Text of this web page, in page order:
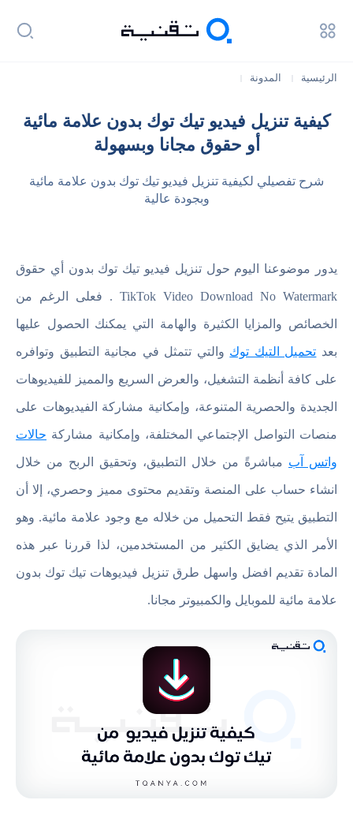
الرئيسية المدونة
كيفية تنزيل فيديو تيك توك بدون علامة مائية
أو حقوق مجانا وبسهولة
شرح تفصيلي لكيفية تنزيل فيديو تيك توك بدون علامة مائية
وبجودة عالية
يدور موضوعنا اليوم حول تنزيل فيديو تيك توك بدون أي حقوق
TikTok Video Download No Watermark . فعلى الرغم من
الخصائص والمزايا الكثيرة والهامة التي يمكنك الحصول عليها
بعد تحميل التيك توك والتي تتمثل في مجانية التطبيق وتوافره
على كافة أنظمة التشغيل، والعرض السريع والمميز للفيديوهات
الجديدة والحصرية المتنوعة، وإمكانية مشاركة الفيديوهات على
منصات التواصل الإجتماعي المختلفة، وإمكانية مشاركة حالات
واتس آب مباشرةً من خلال التطبيق، وتحقيق الربح من خلال
انشاء حساب على المنصة وتقديم محتوى مميز وحصري، إلا أن
التطبيق يتيح فقط التحميل من خلاله مع وجود علامة مائية. وهو
الأمر الذي يضايق الكثير من المستخدمين، لذا قررنا عبر هذه
المادة تقديم افضل واسهل طرق تنزيل فيديوهات تيك توك بدون
علامة مائية للموبايل والكمبيوتر مجانا.